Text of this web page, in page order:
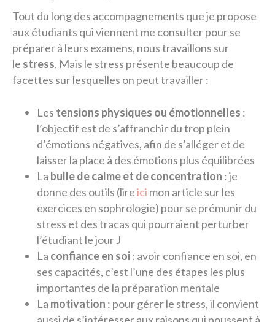
Tout du long des accompagnements que je propose
aux étudiants qui viennent me consulter pour se
préparer à leurs examens, nous travaillons sur
le stress. Mais le stress présente beaucoup de
facettes sur lesquelles on peut travailler :
Les tensions physiques ou émotionnelles :
l’objectif est de s’affranchir du trop plein
d’émotions négatives, afin de s’alléger et de
laisser la place à des émotions plus équilibrées
La bulle de calme et de concentration : je
donne des outils (lireici mon article sur les
exercices en sophrologie) pour se prémunir du
stress et des tracas qui pourraient perturber
l’étudiant le jour J
La confiance en soi: avoir confiance en soi, en
ses capacités, c’est l’une des étapes les plus
importantes de la préparation mentale
La motivation : pour gérer le stress, il convient